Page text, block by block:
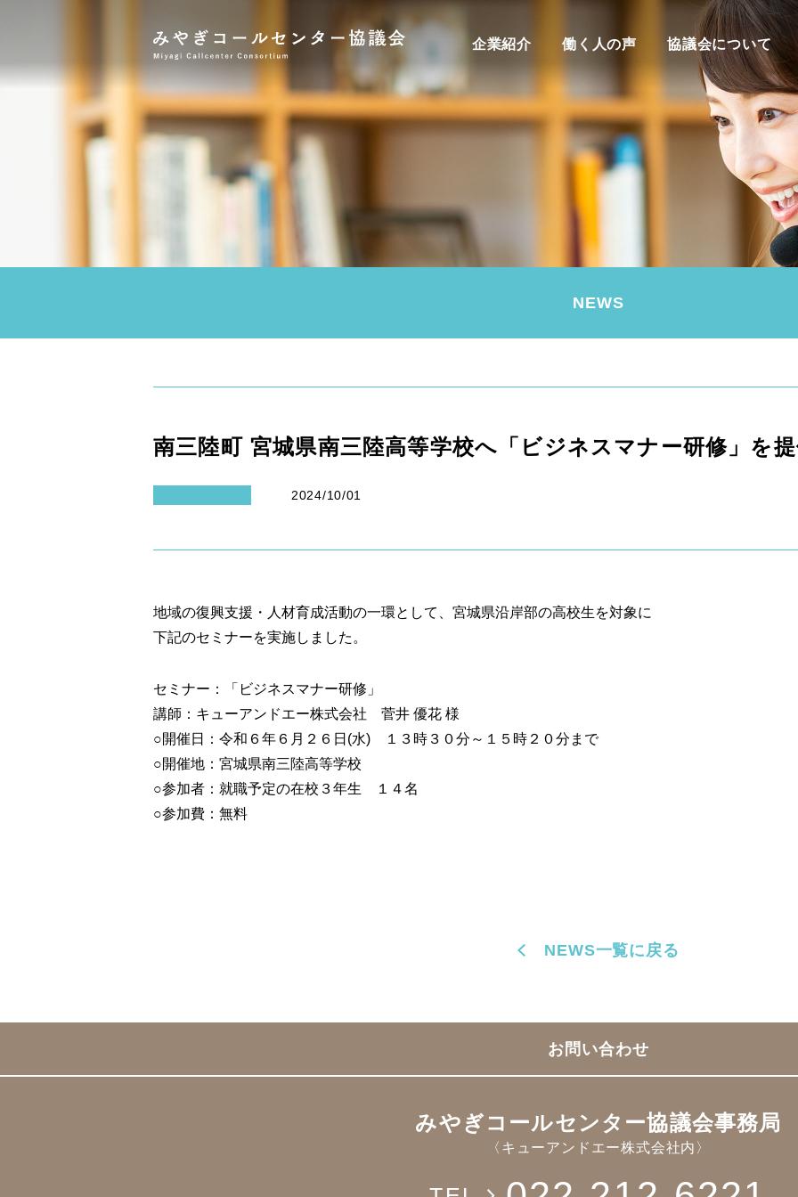
企業紹介 働く人の声 協議会について
NEWS
南三陸町 宮城県南三陸高等学校へ「ビジネスマナー研修」を
2024/10/01
地域の復興支援・人材育成活動の一環として、宮城県沿岸部の高校生を対象に
下記のセミナーを実施しました。
セミナー：「ビジネスマナー研修」
講師：キューアンドエー株式会社 菅井 優花 様
○開催日：令和６年６月２６日(水) １３時３０分～１５時２０分まで
○開催地：宮城県南三陸高等学校
○参加者：就職予定の在校３年生 １４名
○参加費：無料
NEWS一覧に戻る
お問い合わせ
みやぎコールセンター協議会事務局
〈キューアンドエー株式会社内〉